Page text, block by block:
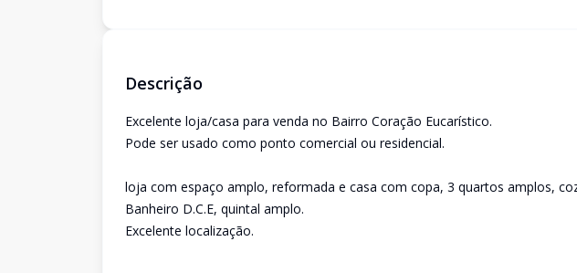
Descrição
Excelente loja/casa para venda no Bairro Coração Eucarístico.
Pode ser usado como ponto comercial ou residencial.
loja com espaço amplo, reformada e casa com copa, 3 quartos amplos,
Banheiro D.C.E, quintal amplo.
Excelente localização.